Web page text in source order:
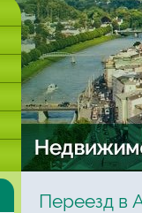
Переезд в